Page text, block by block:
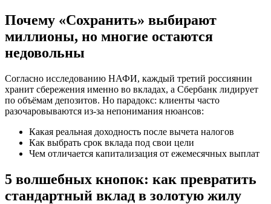
Почему «Сохранить» выбирают
миллионы, но многие остаются
недовольны
Согласно исследованию НАФИ, каждый третий россиянин
хранит сбережения именно во вкладах, а Сбербанк лидирует
по объёмам депозитов. Но парадокс: клиенты часто
разочаровываются из-за непонимания нюансов:
Какая реальная доходность после вычета налогов
Как выбрать срок вклада под свои цели
Чем отличается капитализация от ежемесячных выплат
5 волшебных кнопок: как превратить
стандартный вклад в золотую жилу